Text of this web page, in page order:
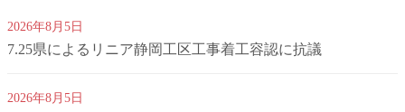
2026年8月5日
7.25県によるリニア静岡工区工事着工容認に抗議
2026年8月5日